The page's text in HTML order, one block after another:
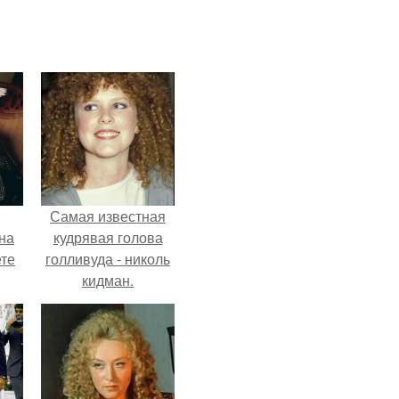
Самая известная
кудрявая голова
голливуда - николь
кидман.